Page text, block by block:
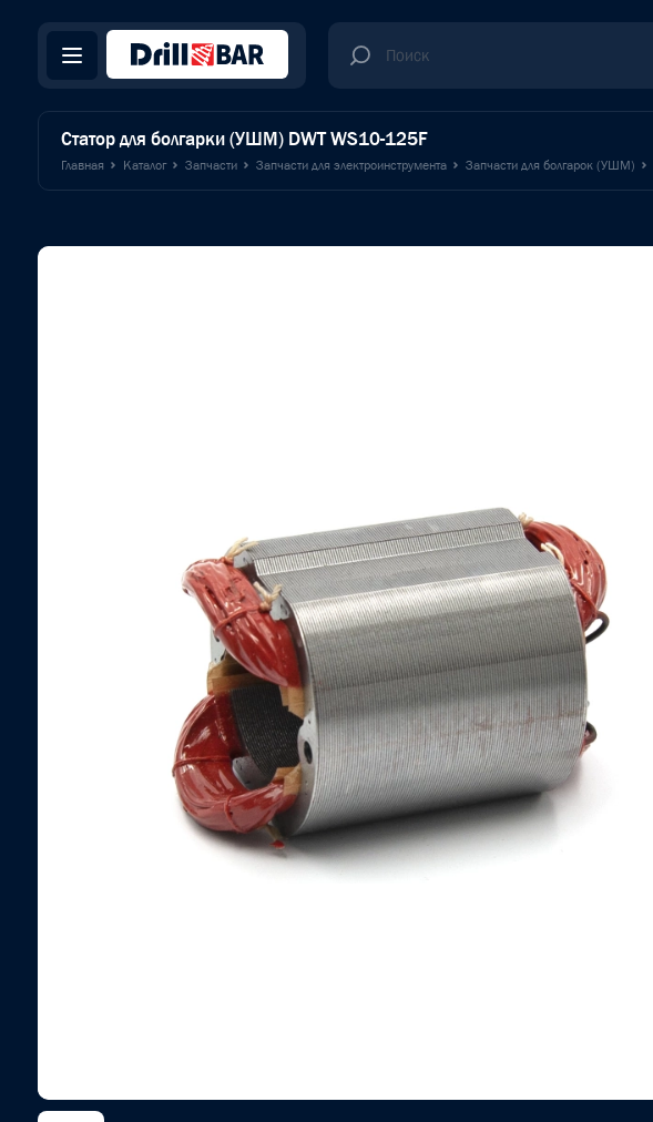
Статор для болгарки (УШМ) DWT WS10-125F
Главная Каталог Запчасти Запчасти для электроинструмента Запчасти для болгарок (УШМ)